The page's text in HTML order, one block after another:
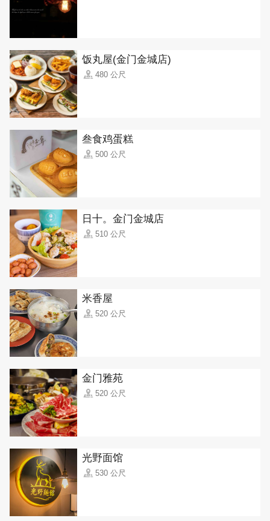
饭丸屋(金门金城店)
480 公尺
叁食鸡蛋糕
500 公尺
日十。金门金城店
510 公尺
米香屋
520 公尺
金门雅苑
520 公尺
光野面馆
530 公尺